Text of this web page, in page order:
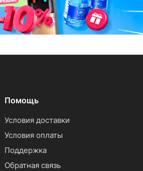
Помощь
Условия доставки
Условия оплаты
Поддержка
Обратная связь